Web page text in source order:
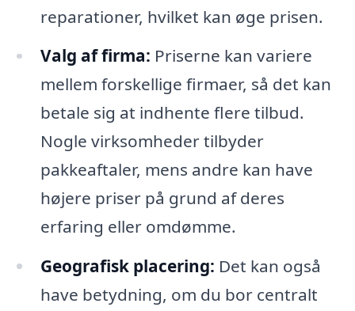
reparationer, hvilket kan øge prisen.
Valg af firma: Priserne kan variere
mellem forskellige firmaer, så det kan
betale sig at indhente flere tilbud.
Nogle virksomheder tilbyder
pakkeaftaler, mens andre kan have
højere priser på grund af deres
erfaring eller omdømme.
Geografisk placering: Det kan også
have betydning, om du bor centralt